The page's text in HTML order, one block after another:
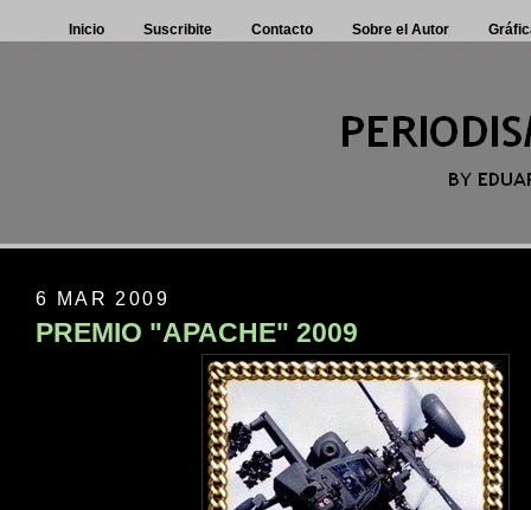
Inicio Suscribite Contacto Sobre el Autor
6 MAR 2009
PREMIO "APACHE" 2009